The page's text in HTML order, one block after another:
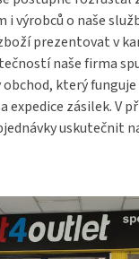
i výrobců o naše
prezentovat v
naše firma
který
expedice zásilek. V
uskutečnit